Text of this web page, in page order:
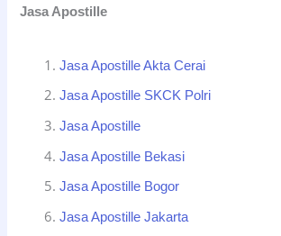
Jasa Apostille
Jasa Apostille Akta Cerai
Jasa Apostille SKCK Polri
Jasa Apostille
Jasa Apostille Bekasi
Jasa Apostille Bogor
Jasa Apostille Jakarta